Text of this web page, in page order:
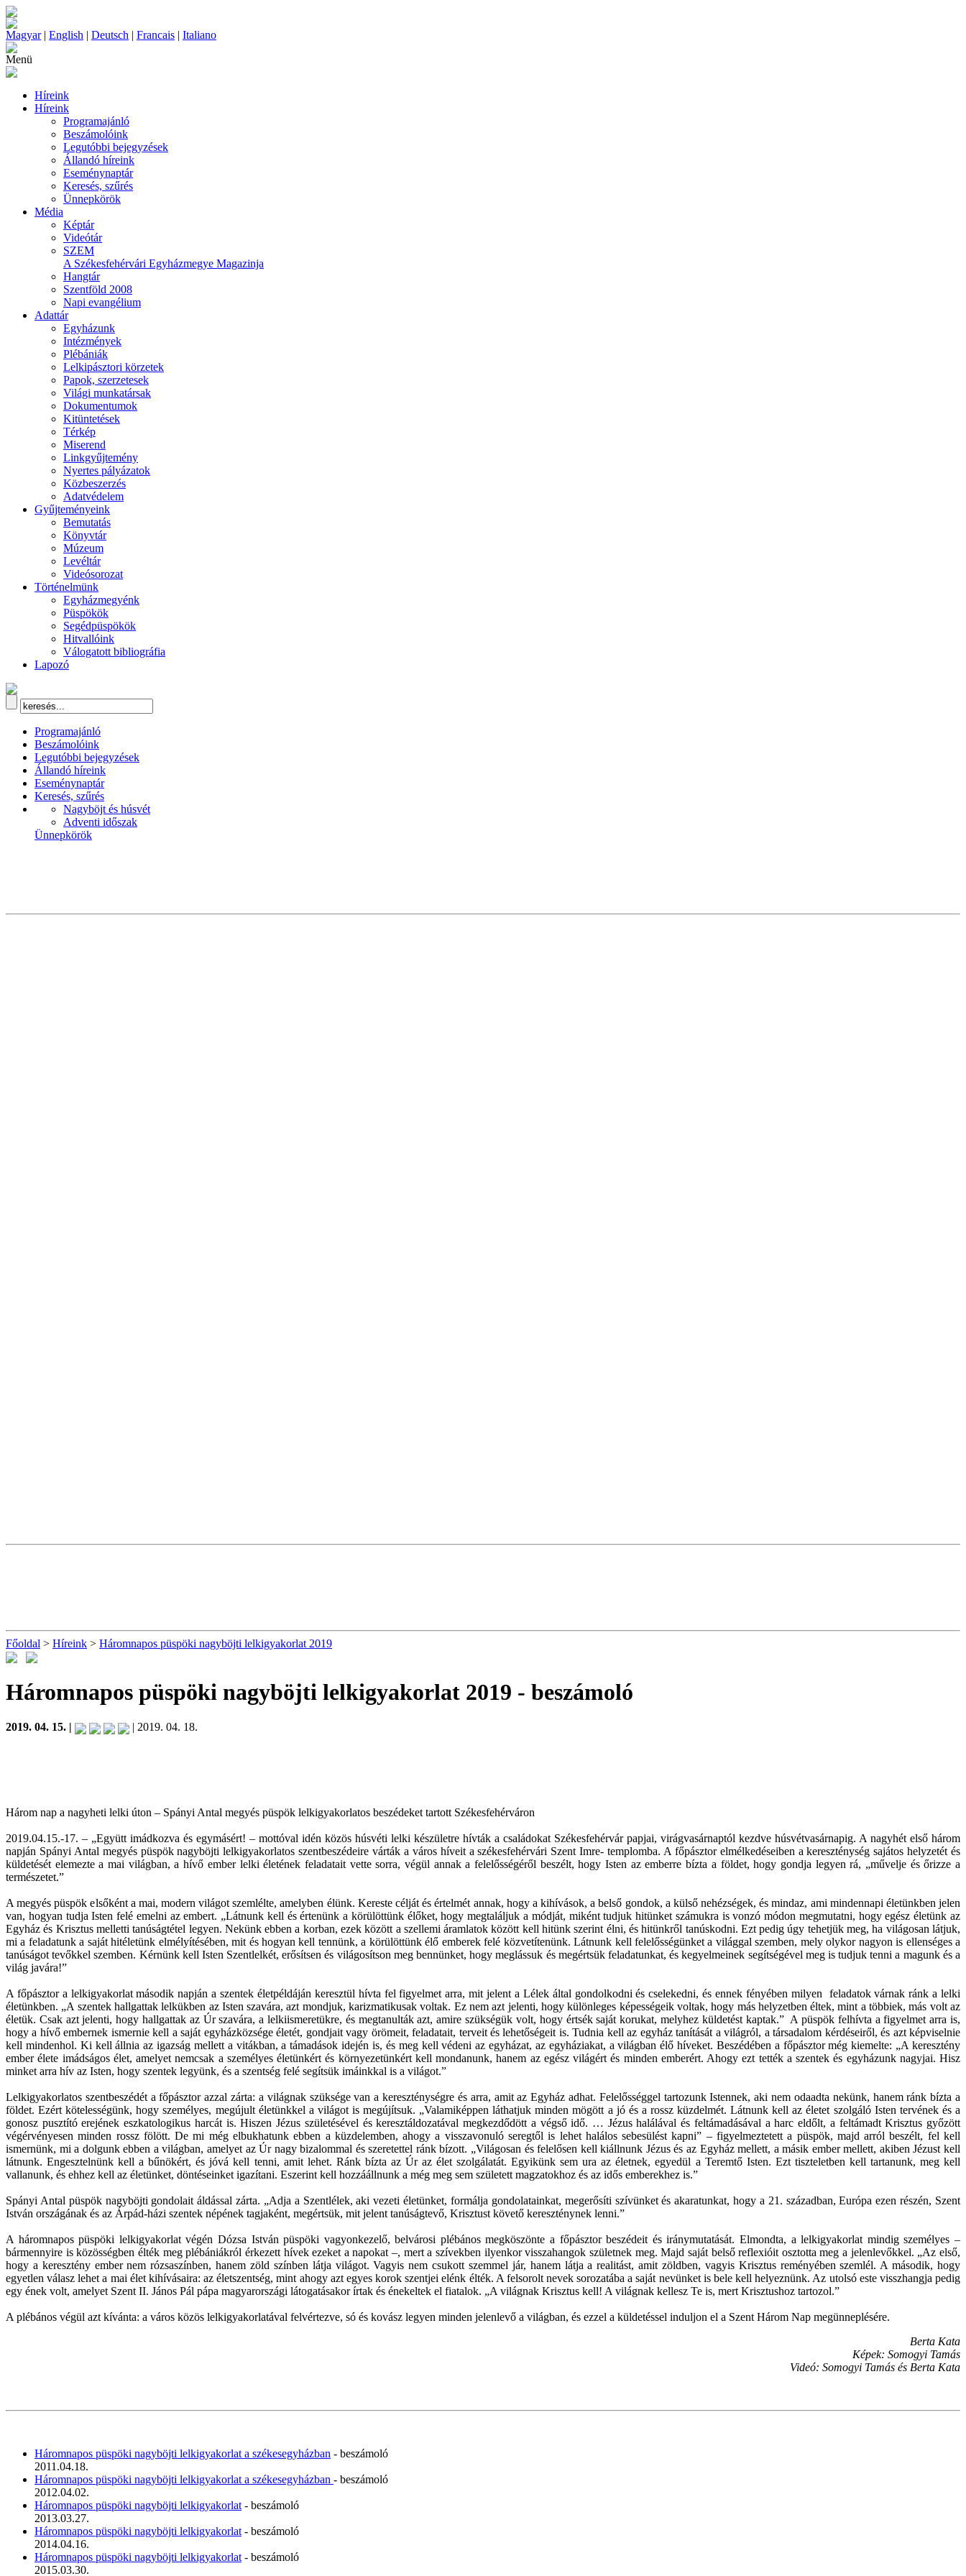
Magyar| English | Deutsch | Francais | Italiano
Menü
Híreink
Híreink
Programajánló
Beszámolóink
Legutóbbi bejegyzések
Állandó híreink
Eseménynaptár
Keresés, szűrés
Ünnepkörök
Média
Képtár
Videótár
SZEM
A Székesfehérvári Egyházmegye Magazinja
Hangtár
Szentföld 2008
Napi evangélium
Adattár
Egyházunk
Intézmények
Plébániák
Lelkipásztori körzetek
Papok, szerzetesek
Világi munkatársak
Dokumentumok
Kitüntetések
Térkép
Miserend
Linkgyűjtemény
Nyertes pályázatok
Közbeszerzés
Adatvédelem
Gyűjteményeink
Bemutatás
Könyvtár
Múzeum
Levéltár
Videósorozat
Történelmünk
Egyházmegyénk
Püspökök
Segédpüspökök
Hitvallóink
Válogatott bibliográfia
Lapozó
Programajánló
Beszámolóink
Legutóbbi bejegyzések
Állandó híreink
Eseménynaptár
Keresés, szűrés
Nagyböjt és húsvét
Adventi időszak
Ünnepkörök
Főoldal > Híreink > Háromnapos püspöki nagyböjti lelkigyakorlat 2019
Háromnapos püspöki nagyböjti lelkigyakorlat 2019 - beszámoló
2019. 04. 15. | | 2019. 04. 18.
Három nap a nagyheti lelki úton – Spányi Antal megyés püspök lelkigyakorlatos beszédeket tartott Székesfehérváron
2019.04.15.-17. – „Együtt imádkozva és egymásért! – mottóval idén közös húsvéti lelki készületre hívták a családokat Székesfehérvár papjai, virágvasárnaptól kezdve húsvétvasárnapig. A nagyhét első három
napján Spányi Antal megyés püspök nagyböjti lelkigyakorlatos szentbeszédeire várták a város híveit a székesfehérvári Szent Imre- templomba. A főpásztor elmélkedéseiben a kereszténység sajátos helyzetét és
küldetését elemezte a mai világban, a hívő ember lelki életének feladatait vette sorra, végül annak a felelősségéről beszélt, hogy Isten az emberre bízta a földet, hogy gondja legyen rá, „művelje és őrizze a
természetet.”
A megyés püspök elsőként a mai, modern világot szemlélte, amelyben élünk. Kereste célját és értelmét annak, hogy a kihívások, a belső gondok, a külső nehézségek, és mindaz, ami mindennapi életünkben jelen
van, hogyan tudja Isten felé emelni az embert. „Látnunk kell és értenünk a körülöttünk élőket, hogy megtaláljuk a módját, miként tudjuk hitünket számukra is vonzó módon megmutatni, hogy egész életünk az
Egyház és Krisztus melletti tanúságtétel legyen. Nekünk ebben a korban, ezek között a szellemi áramlatok között kell hitünk szerint élni, és hitünkről tanúskodni. Ezt pedig úgy tehetjük meg, ha világosan látjuk,
mi a feladatunk a saját hitéletünk elmélyítésében, mit és hogyan kell tennünk, a körülöttünk élő emberek felé közvetítenünk. Látnunk kell felelősségünket a világgal szemben, mely olykor nagyon is ellenséges a
tanúságot tevőkkel szemben. Kérnünk kell Isten Szentlelkét, erősítsen és világosítson meg bennünket, hogy meglássuk és megértsük feladatunkat, és kegyelmeinek segítségével meg is tudjuk tenni a magunk és a
világ javára!”
A főpásztor a lelkigyakorlat második napján a szentek életpéldáján keresztül hívta fel figyelmet arra, mit jelent a Lélek által gondolkodni és cselekedni, és ennek fényében milyen feladatok várnak ránk a lelki
életünkben. „A szentek hallgattak lelkükben az Isten szavára, azt mondjuk, karizmatikusak voltak. Ez nem azt jelenti, hogy különleges képességeik voltak, hogy más helyzetben éltek, mint a többiek, más volt az
életük. Csak azt jelenti, hogy hallgattak az Úr szavára, a lelkiismeretükre, és megtanulták azt, amire szükségük volt, hogy értsék saját korukat, melyhez küldetést kaptak.” A püspök felhívta a figyelmet arra is,
hogy a hívő embernek ismernie kell a saját egyházközsége életét, gondjait vagy örömeit, feladatait, terveit és lehetőségeit is. Tudnia kell az egyház tanítását a világról, a társadalom kérdéseiről, és azt képviselnie
kell mindenhol. Ki kell állnia az igazság mellett a vitákban, a támadások idején is, és meg kell védeni az egyházat, az egyháziakat, a világban élő híveket. Beszédében a főpásztor még kiemelte: „A keresztény
ember élete imádságos élet, amelyet nemcsak a személyes életünkért és környezetünkért kell mondanunk, hanem az egész világért és minden emberért. Ahogy ezt tették a szentek és egyházunk nagyjai. Hisz
minket arra hív az Isten, hogy szentek legyünk, és a szentség felé segítsük imáinkkal is a világot.”
Lelkigyakorlatos szentbeszédét a főpásztor azzal zárta: a világnak szüksége van a kereszténységre és arra, amit az Egyház adhat. Felelősséggel tartozunk Istennek, aki nem odaadta nekünk, hanem ránk bízta a
földet. Ezért kötelességünk, hogy személyes, megújult életünkkel a világot is megújítsuk. „Valamiképpen láthatjuk minden mögött a jó és a rossz küzdelmét. Látnunk kell az életet szolgáló Isten tervének és a
gonosz pusztító erejének eszkatologikus harcát is. Hiszen Jézus születésével és keresztáldozatával megkezdődött a végső idő. … Jézus halálával és feltámadásával a harc eldőlt, a feltámadt Krisztus győzött
végérvényesen minden rossz fölött. De mi még elbukhatunk ebben a küzdelemben, ahogy a visszavonuló seregtől is lehet halálos sebesülést kapni” – figyelmeztetett a püspök, majd arról beszélt, fel kell
ismernünk, mi a dolgunk ebben a világban, amelyet az Úr nagy bizalommal és szeretettel ránk bízott. „Világosan és felelősen kell kiállnunk Jézus és az Egyház mellett, a másik ember mellett, akiben Jézust kell
látnunk. Engesztelnünk kell a bűnökért, és jóvá kell tenni, amit lehet. Ránk bízta az Úr az élet szolgálatát. Egyikünk sem ura az életnek, egyedül a Teremtő Isten. Ezt tiszteletben kell tartanunk, meg kell
vallanunk, és ehhez kell az életünket, döntéseinket igazítani. Eszerint kell hozzáállnunk a még meg sem született magzatokhoz és az idős emberekhez is.”
Spányi Antal püspök nagyböjti gondolait áldással zárta. „Adja a Szentlélek, aki vezeti életünket, formálja gondolatainkat, megerősíti szívünket és akaratunkat, hogy a 21. században, Európa ezen részén, Szent
István országának és az Árpád-házi szentek népének tagjaként, megértsük, mit jelent tanúságtevő, Krisztust követő kereszténynek lenni.”
A háromnapos püspöki lelkigyakorlat végén Dózsa István püspöki vagyonkezelő, belvárosi plébános megköszönte a főpásztor beszédeit és iránymutatását. Elmondta, a lelkigyakorlat mindig személyes –
bármennyire is közösségben élték meg plébániákról érkezett hívek ezeket a napokat –, mert a szívekben ilyenkor visszahangok születnek meg. Majd saját belső reflexióit osztotta meg a jelenlevőkkel. „Az első,
hogy a keresztény ember nem rózsaszínben, hanem zöld színben látja világot. Vagyis nem csukott szemmel jár, hanem látja a realitást, amit zöldben, vagyis Krisztus reményében szemlél. A második, hogy
egyetlen válasz lehet a mai élet kihívásaira: az életszentség, mint ahogy azt egyes korok szentjei elénk élték. A felsorolt nevek sorozatába a saját nevünket is bele kell helyeznünk. Az utolsó este visszhangja pedig
egy ének volt, amelyet Szent II. János Pál pápa magyarországi látogatásakor írtak és énekeltek el fiatalok. „A világnak Krisztus kell! A világnak kellesz Te is, mert Krisztushoz tartozol.”
A plébános végül azt kívánta: a város közös lelkigyakorlatával felvértezve, só és kovász legyen minden jelenlevő a világban, és ezzel a küldetéssel induljon el a Szent Három Nap megünneplésére.
Berta Kata
Képek: Somogyi Tamás
Videó: Somogyi Tamás és Berta Kata
Háromnapos püspöki nagyböjti lelkigyakorlat a székesegyházban - beszámoló
2011.04.18.
Háromnapos püspöki nagyböjti lelkigyakorlat a székesegyházban - beszámoló
2012.04.02.
Háromnapos püspöki nagyböjti lelkigyakorlat - beszámoló
2013.03.27.
Háromnapos püspöki nagyböjti lelkigyakorlat - beszámoló
2014.04.16.
Háromnapos püspöki nagyböjti lelkigyakorlat - beszámoló
2015.03.30.